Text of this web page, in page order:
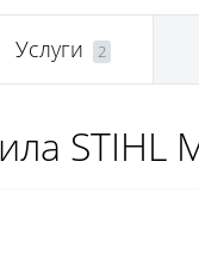
Услуги 2
STIHL